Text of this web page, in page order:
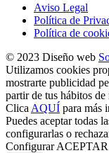
Aviso Legal
Política de
Política de
© 2023 Diseño web
Utilizamos cookies
mostrarte publicidad
partir de tus hábitos
Clica AQUÍ para más
Puedes aceptar todas
configurarlas o
Configurar ACEPTAR